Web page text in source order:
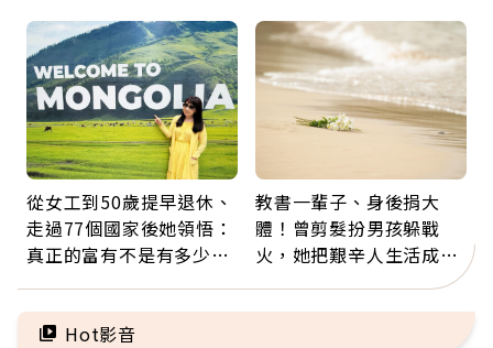
票
從女工到50歲提早退休、
走過77個國家後她領悟：
真正的富有不是有多少
自由
教書一輩子、身後捐大
體！曾剪髮扮男孩躲戰
火，她把艱辛人生活成風
景：生命價值在於成為祝
福
Hot影音